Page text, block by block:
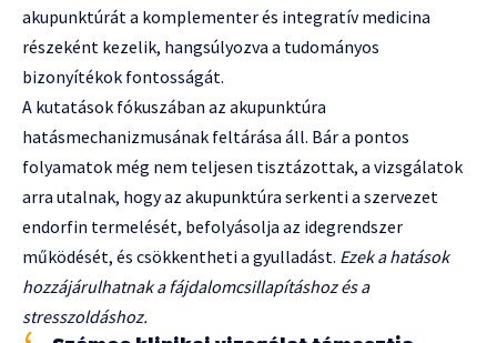
akupunktúrát a komplementer és integratív medicina
részeként kezelik, hangsúlyozva a tudományos
bizonyítékok fontosságát.
A kutatások fókuszában az akupunktúra
hatásmechanizmusának feltárása áll. Bár a pontos
folyamatok még nem teljesen tisztázottak, a vizsgálatok
arra utalnak, hogy az akupunktúra serkenti a szervezet
endorfin termelését, befolyásolja az idegrendszer
működését, és csökkentheti a gyulladást. Ezek a hatások
hozzájárulhatnak a fájdalomcsillapításhoz és a
stresszoldáshoz.